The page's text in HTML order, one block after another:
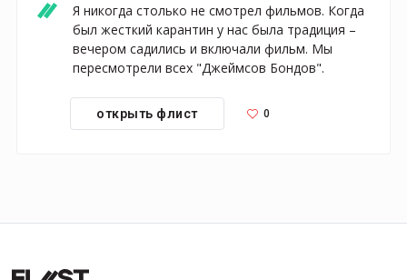
Я никогда столько не смотрел фильмов. Когда
был жесткий карантин у нас была традиция –
вечером садились и включали фильм. Мы
пересмотрели всех "Джеймсов Бондов".
открыть флист 0